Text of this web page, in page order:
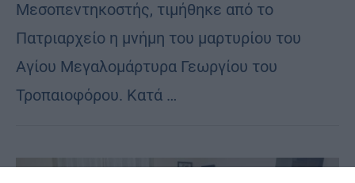
Μεσοπεντηκοστής, τιμήθηκε από το
Πατριαρχείο η μνήμη του μαρτυρίου του
Αγίου Μεγαλομάρτυρα Γεωργίου του
Τροπαιοφόρου. Κατά …